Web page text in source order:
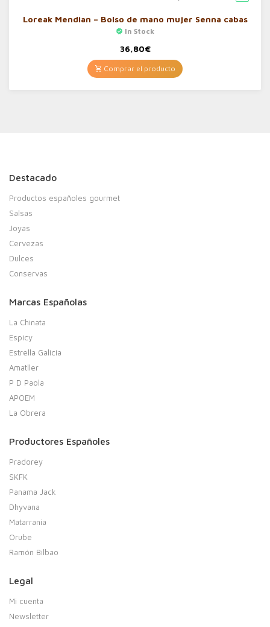
Loreak Mendian – Bolso de mano mujer Senna cabas
In Stock
36,80€
Comprar el producto
Destacado
Productos españoles gourmet
Salsas
Joyas
Cervezas
Dulces
Conservas
Marcas Españolas
La Chinata
Espicy
Estrella Galicia
Amatller
P D Paola
APOEM
La Obrera
Productores Españoles
Pradorey
SKFK
Panama Jack
Dhyvana
Matarrania
Orube
Ramón Bilbao
Legal
Mi cuenta
Newsletter